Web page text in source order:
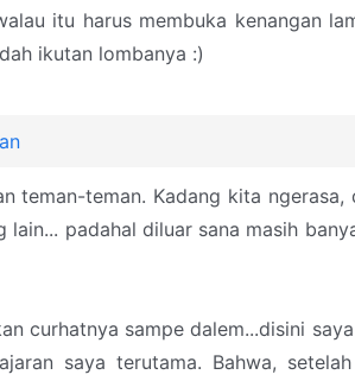
itu harus membuka kenangan
ikutan lombanya :)
teman-teman. Kadang kita ngerasa,
padahal diluar sana masih
curhatnya sampe dalem...disini
saya terutama. Bahwa,